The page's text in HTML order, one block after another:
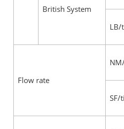
British System
LB/
Flow rate
SF/